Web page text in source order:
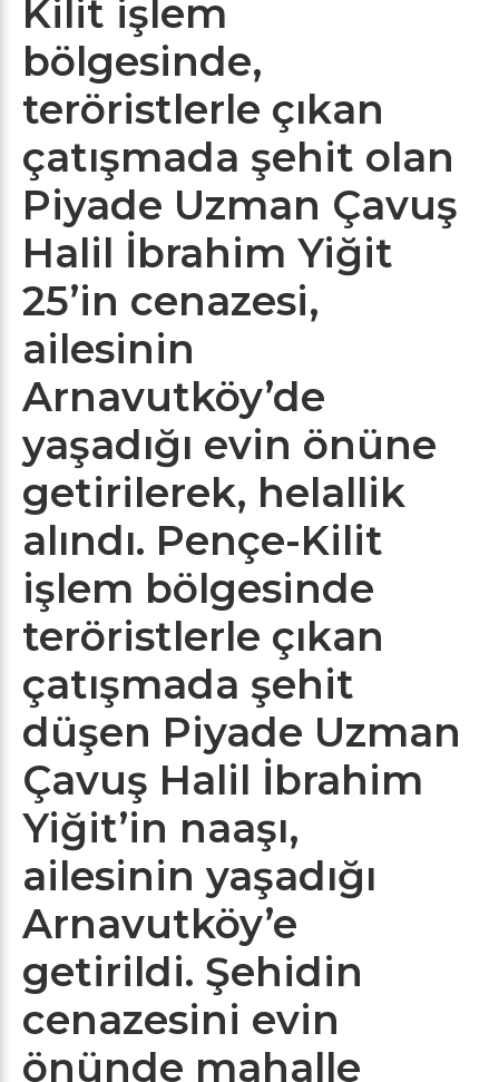
Kilit işlem
bölgesinde,
teröristlerle çıkan
çatışmada şehit olan
Piyade Uzman Çavuş
Halil İbrahim Yiğit
25’in cenazesi,
ailesinin
Arnavutköy’de
yaşadığı evin önüne
getirilerek, helallik
alındı. Pençe-Kilit
işlem bölgesinde
teröristlerle çıkan
çatışmada şehit
düşen Piyade Uzman
Çavuş Halil İbrahim
Yiğit’in naaşı,
ailesinin yaşadığı
Arnavutköy’e
getirildi. Şehidin
cenazesini evin
önünde mahalle